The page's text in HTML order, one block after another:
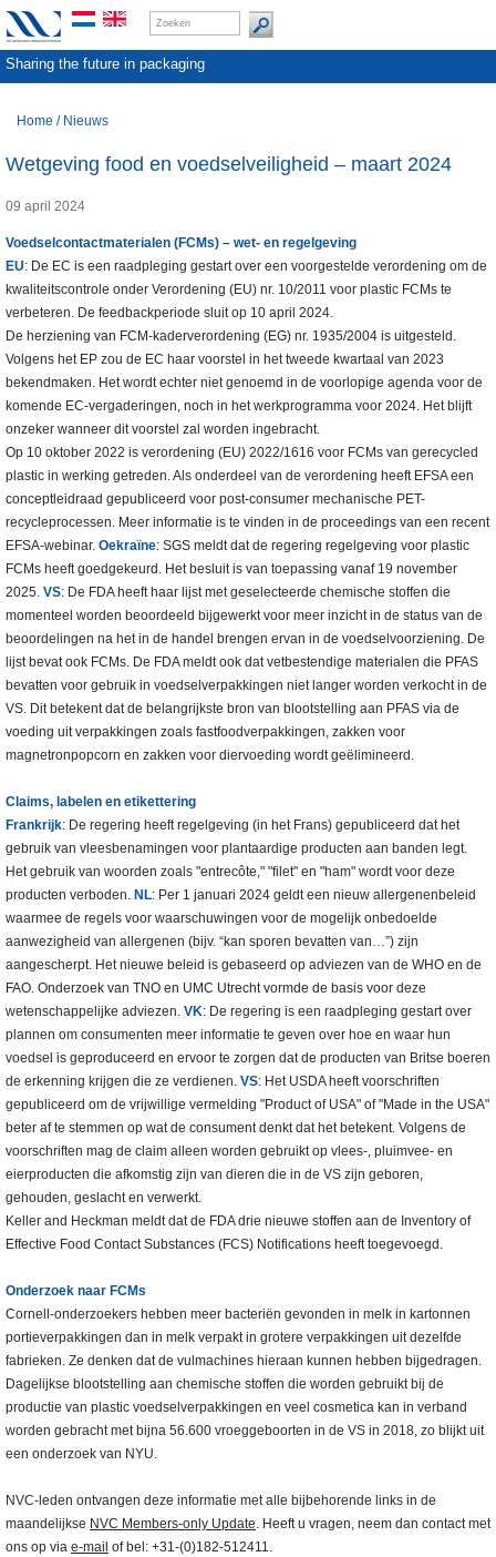
Sharing the future in packaging
Home / Nieuws
Wetgeving food en voedselveiligheid – maart 2024
09 april 2024
Voedselcontactmaterialen (FCMs) – wet- en regelgeving
EU: De EC is een raadpleging gestart over een voorgestelde verordening om de
kwaliteitscontrole onder Verordening (EU) nr. 10/2011 voor plastic FCMs te
verbeteren. De feedbackperiode sluit op 10 april 2024.
De herziening van FCM-kaderverordening (EG) nr. 1935/2004 is uitgesteld.
Volgens het EP zou de EC haar voorstel in het tweede kwartaal van 2023
bekendmaken. Het wordt echter niet genoemd in de voorlopige agenda voor de
komende EC-vergaderingen, noch in het werkprogramma voor 2024. Het blijft
onzeker wanneer dit voorstel zal worden ingebracht.
Op 10 oktober 2022 is verordening (EU) 2022/1616 voor FCMs van gerecycled
plastic in werking getreden. Als onderdeel van de verordening heeft EFSA een
conceptleidraad gepubliceerd voor post-consumer mechanische PET-
recycleprocessen. Meer informatie is te vinden in de proceedings van een recent
EFSA-webinar. Oekraïne: SGS meldt dat de regering regelgeving voor plastic
FCMs heeft goedgekeurd. Het besluit is van toepassing vanaf 19 november
2025. VS: De FDA heeft haar lijst met geselecteerde chemische stoffen die
momenteel worden beoordeeld bijgewerkt voor meer inzicht in de status van de
beoordelingen na het in de handel brengen ervan in de voedselvoorziening. De
lijst bevat ook FCMs. De FDA meldt ook dat vetbestendige materialen die PFAS
bevatten voor gebruik in voedselverpakkingen niet langer worden verkocht in de
VS. Dit betekent dat de belangrijkste bron van blootstelling aan PFAS via de
voeding uit verpakkingen zoals fastfoodverpakkingen, zakken voor
magnetronpopcorn en zakken voor diervoeding wordt geëlimineerd.
Claims, labelen en etikettering
Frankrijk: De regering heeft regelgeving (in het Frans) gepubliceerd dat het
gebruik van vleesbenamingen voor plantaardige producten aan banden legt.
Het gebruik van woorden zoals "entrecôte," "filet" en "ham" wordt voor deze
producten verboden. NL: Per 1 januari 2024 geldt een nieuw allergenenbeleid
waarmee de regels voor waarschuwingen voor de mogelijk onbedoelde
aanwezigheid van allergenen (bijv. “kan sporen bevatten van…”) zijn
aangescherpt. Het nieuwe beleid is gebaseerd op adviezen van de WHO en de
FAO. Onderzoek van TNO en UMC Utrecht vormde de basis voor deze
wetenschappelijke adviezen. VK: De regering is een raadpleging gestart over
plannen om consumenten meer informatie te geven over hoe en waar hun
voedsel is geproduceerd en ervoor te zorgen dat de producten van Britse boeren
de erkenning krijgen die ze verdienen. VS: Het USDA heeft voorschriften
gepubliceerd om de vrijwillige vermelding "Product of USA" of "Made in the USA"
beter af te stemmen op wat de consument denkt dat het betekent. Volgens de
voorschriften mag de claim alleen worden gebruikt op vlees-, pluimvee- en
eierproducten die afkomstig zijn van dieren die in de VS zijn geboren,
gehouden, geslacht en verwerkt.
Keller and Heckman meldt dat de FDA drie nieuwe stoffen aan de Inventory of
Effective Food Contact Substances (FCS) Notifications heeft toegevoegd.
Onderzoek naar FCMs
Cornell-onderzoekers hebben meer bacteriën gevonden in melk in kartonnen
portieverpakkingen dan in melk verpakt in grotere verpakkingen uit dezelfde
fabrieken. Ze denken dat de vulmachines hieraan kunnen hebben bijgedragen.
Dagelijkse blootstelling aan chemische stoffen die worden gebruikt bij de
productie van plastic voedselverpakkingen en veel cosmetica kan in verband
worden gebracht met bijna 56.600 vroeggeboorten in de VS in 2018, zo blijkt uit
een onderzoek van NYU.
NVC-leden ontvangen deze informatie met alle bijbehorende links in de
maandelijkse NVC Members-only Update. Heeft u vragen, neem dan contact met
ons op via e-mail of bel: +31-(0)182-512411.